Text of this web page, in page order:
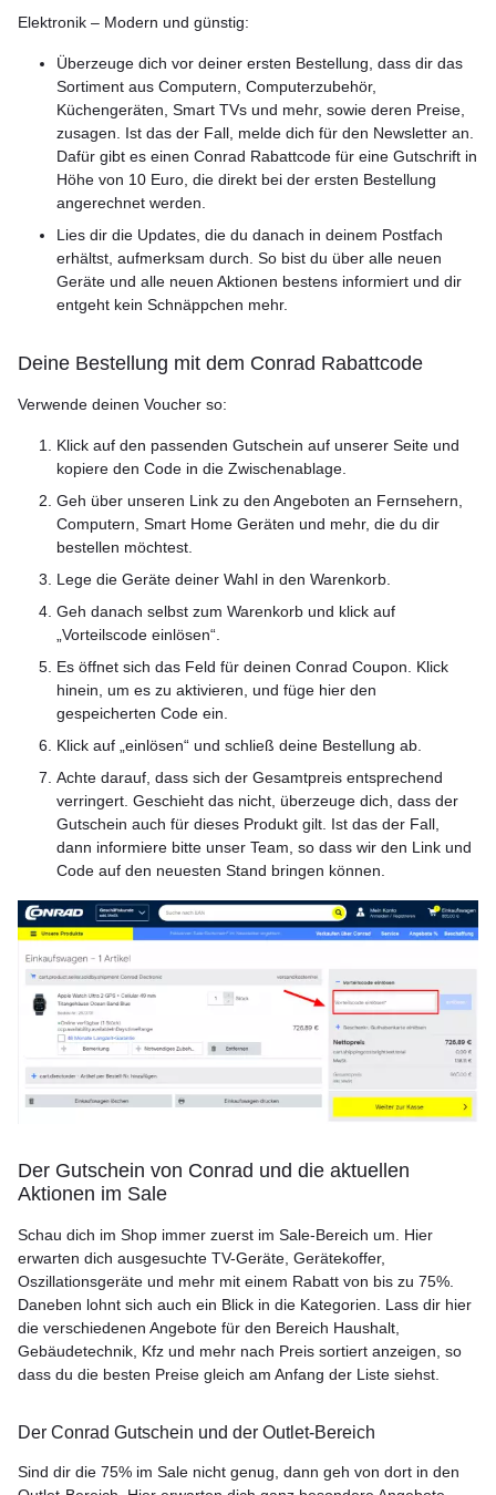
Elektronik – Modern und günstig:
Überzeuge dich vor deiner ersten Bestellung, dass dir das
Sortiment aus Computern, Computerzubehör,
Küchengeräten, Smart TVs und mehr, sowie deren Preise,
zusagen. Ist das der Fall, melde dich für den Newsletter an.
Dafür gibt es einen Conrad Rabattcode für eine Gutschrift in
Höhe von 10 Euro, die direkt bei der ersten Bestellung
angerechnet werden.
Lies dir die Updates, die du danach in deinem Postfach
erhältst, aufmerksam durch. So bist du über alle neuen
Geräte und alle neuen Aktionen bestens informiert und dir
entgeht kein Schnäppchen mehr.
Deine Bestellung mit dem Conrad Rabattcode
Verwende deinen Voucher so:
Klick auf den passenden Gutschein auf unserer Seite und
kopiere den Code in die Zwischenablage.
Geh über unseren Link zu den Angeboten an Fernsehern,
Computern, Smart Home Geräten und mehr, die du dir
bestellen möchtest.
Lege die Geräte deiner Wahl in den Warenkorb.
Geh danach selbst zum Warenkorb und klick auf
„Vorteilscode einlösen“.
Es öffnet sich das Feld für deinen Conrad Coupon. Klick
hinein, um es zu aktivieren, und füge hier den
gespeicherten Code ein.
Klick auf „einlösen“ und schließ deine Bestellung ab.
Achte darauf, dass sich der Gesamtpreis entsprechend
verringert. Geschieht das nicht, überzeuge dich, dass der
Gutschein auch für dieses Produkt gilt. Ist das der Fall,
dann informiere bitte unser Team, so dass wir den Link und
Code auf den neuesten Stand bringen können.
Der Gutschein von Conrad und die aktuellen
Aktionen im Sale
Schau dich im Shop immer zuerst im Sale-Bereich um. Hier
erwarten dich ausgesuchte TV-Geräte, Gerätekoffer,
Oszillationsgeräte und mehr mit einem Rabatt von bis zu 75%.
Daneben lohnt sich auch ein Blick in die Kategorien. Lass dir hier
die verschiedenen Angebote für den Bereich Haushalt,
Gebäudetechnik, Kfz und mehr nach Preis sortiert anzeigen, so
dass du die besten Preise gleich am Anfang der Liste siehst.
Der Conrad Gutschein und der Outlet-Bereich
Sind dir die 75% im Sale nicht genug, dann geh von dort in den